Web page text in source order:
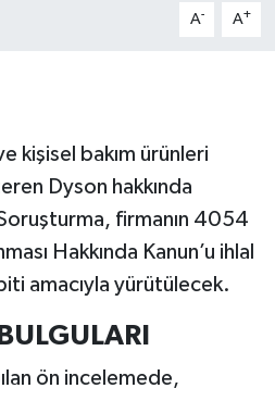
A- A+
kişisel bakım ürünleri
Dyson hakkında
firmanın 4054
Hakkında Kanun’u ihlal
amacıyla yürütülecek.
ön incelemede,